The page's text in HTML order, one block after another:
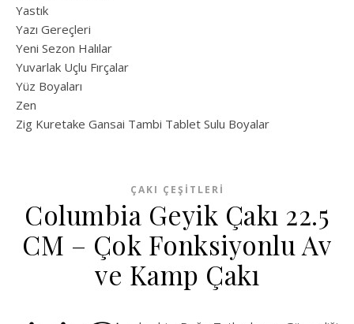
Yastık
Yazı Gereçleri
Yeni Sezon Halılar
Yuvarlak Uçlu Fırçalar
Yüz Boyaları
Zen
​Zig Kuretake Gansai Tambi Tablet Sulu Boyalar
ÇAKI ÇEŞITLERI
Columbia Geyik Çakı 22.5
CM – Çok Fonksiyonlu Av
ve Kamp Çakı